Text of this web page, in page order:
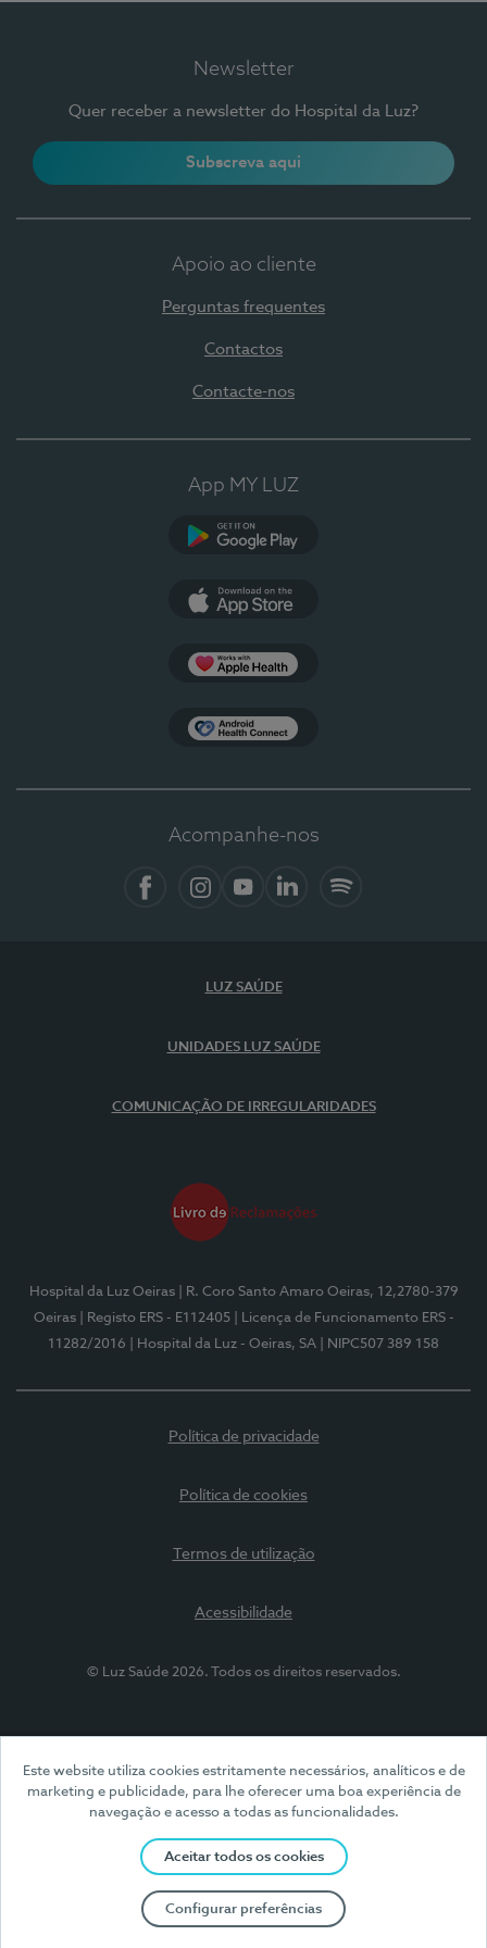
Este website utiliza cookies estritamente necessários, analíticos e de
marketing e publicidade, para lhe oferecer uma boa experiência de
navegação e acesso a todas as funcionalidades.
Aceitar todos os cookies
Configurar preferências
Newsletter
Quer receber a newsletter do Hospital da Luz?
Subscreva aqui
Apoio ao cliente
Perguntas frequentes
Contactos
Contacte-nos
App MY LUZ
Acompanhe-nos
LUZ SAÚDE
UNIDADES LUZ SAÚDE
COMUNICAÇÃO DE IRREGULARIDADES
Hospital da Luz Oeiras
| R. Coro Santo Amaro Oeiras, 12,2780-379
Oeiras
| Registo ERS - E112405
| Licença de Funcionamento ERS -
11282/2016
| Hospital da Luz - Oeiras, SA | NIPC507 389 158
Política de privacidade
Política de cookies
Termos de utilização
Acessibilidade
© Luz Saúde 2026. Todos os direitos reservados.